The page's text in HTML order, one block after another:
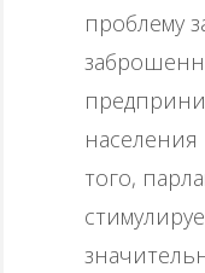
проблему
того,